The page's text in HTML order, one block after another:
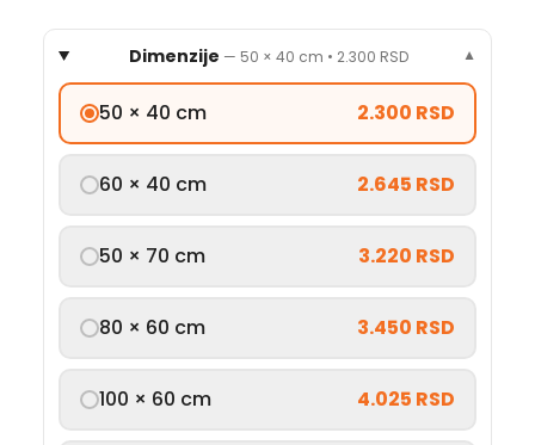
Dimenzije — 50 × 40 cm • 2.300 RSD ▼
50 × 40 cm 2.300 RSD
60 × 40 cm 2.645 RSD
50 × 70 cm 3.220 RSD
80 × 60 cm 3.450 RSD
100 × 60 cm 4.025 RSD